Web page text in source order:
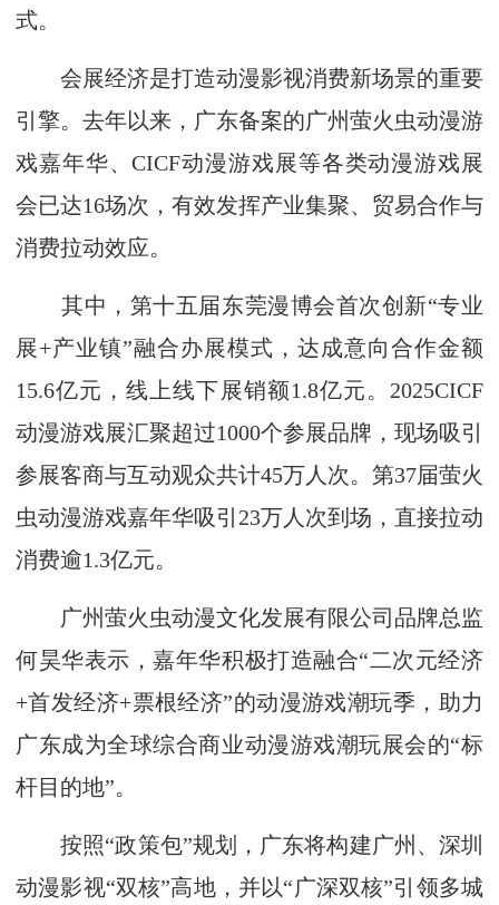
式。
会展经济是打造动漫影视消费新场景的重要
引擎。去年以来，广东备案的广州萤火虫动漫游
戏嘉年华、CICF动漫游戏展等各类动漫游戏展
会已达16场次，有效发挥产业集聚、贸易合作与
消费拉动效应。
其中，第十五届东莞漫博会首次创新“专业
展+产业镇”融合办展模式，达成意向合作金额
15.6亿元，线上线下展销额1.8亿元。2025CICF
动漫游戏展汇聚超过1000个参展品牌，现场吸引
参展客商与互动观众共计45万人次。第37届萤火
虫动漫游戏嘉年华吸引23万人次到场，直接拉动
消费逾1.3亿元。
广州萤火虫动漫文化发展有限公司品牌总监
何昊华表示，嘉年华积极打造融合“二次元经济
+首发经济+票根经济”的动漫游戏潮玩季，助力
广东成为全球综合商业动漫游戏潮玩展会的“标
杆目的地”。
按照“政策包”规划，广东将构建广州、深圳
动漫影视“双核”高地，并以“广深双核”引领多城